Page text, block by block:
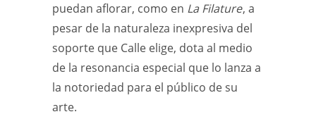
puedan aflorar, como en La Filature, a
pesar de la naturaleza inexpresiva del
soporte que Calle elige, dota al medio
de la resonancia especial que lo lanza a
la notoriedad para el público de su
arte.